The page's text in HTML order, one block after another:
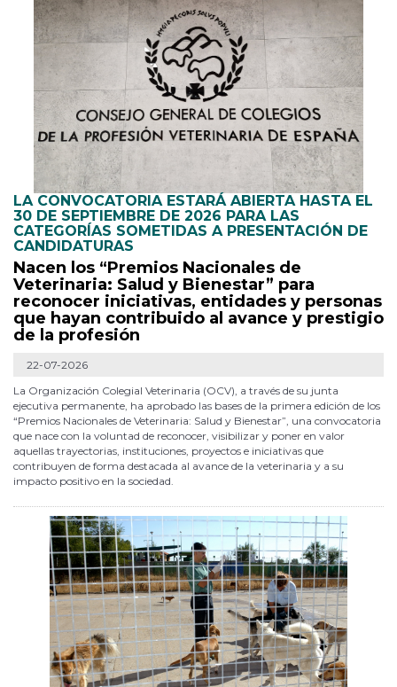
LA CONVOCATORIA ESTARÁ ABIERTA HASTA EL
30 DE SEPTIEMBRE DE 2026 PARA LAS
CATEGORÍAS SOMETIDAS A PRESENTACIÓN DE
CANDIDATURAS
Nacen los “Premios Nacionales de
Veterinaria: Salud y Bienestar” para
reconocer iniciativas, entidades y personas
que hayan contribuido al avance y prestigio
de la profesión
22-07-2026
La Organización Colegial Veterinaria (OCV), a través de su junta
ejecutiva permanente, ha aprobado las bases de la primera edición de los
“Premios Nacionales de Veterinaria: Salud y Bienestar”, una convocatoria
que nace con la voluntad de reconocer, visibilizar y poner en valor
aquellas trayectorias, instituciones, proyectos e iniciativas que
contribuyen de forma destacada al avance de la veterinaria y a su
impacto positivo en la sociedad.